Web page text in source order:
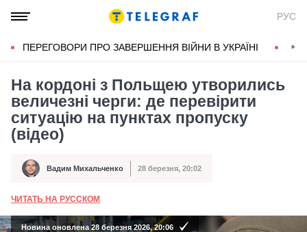
РУС
ПЕРЕГОВОРИ ПРО ЗАВЕРШЕННЯ ВІЙНИ В УКРАЇНІ
На кордоні з Польщею утворились
величезні черги: де перевірити
ситуацію на пунктах пропуску
(відео)
Автор Вадим Михальченко
Дата публікації 28 березня, 20:02
ЧИТАТЬ НА РУССКОМ
Новина оновлена 28 березня 2026, 20:06